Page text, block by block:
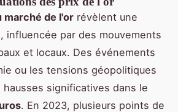
marché de l'or révèlent une
influencée par des mouvements
et locaux. Des événements
ou les tensions géopolitiques
significatives dans le
. En 2023, plusieurs points de